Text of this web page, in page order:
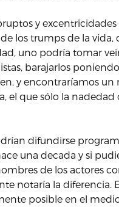
y excentricidades
de los trumps de la
uno podría tomar
barajarlos
y encontraríamos un
el que sólo la nadedad
difundirse
una decada y si
de los actores
notaría la diferencia.
posible en el